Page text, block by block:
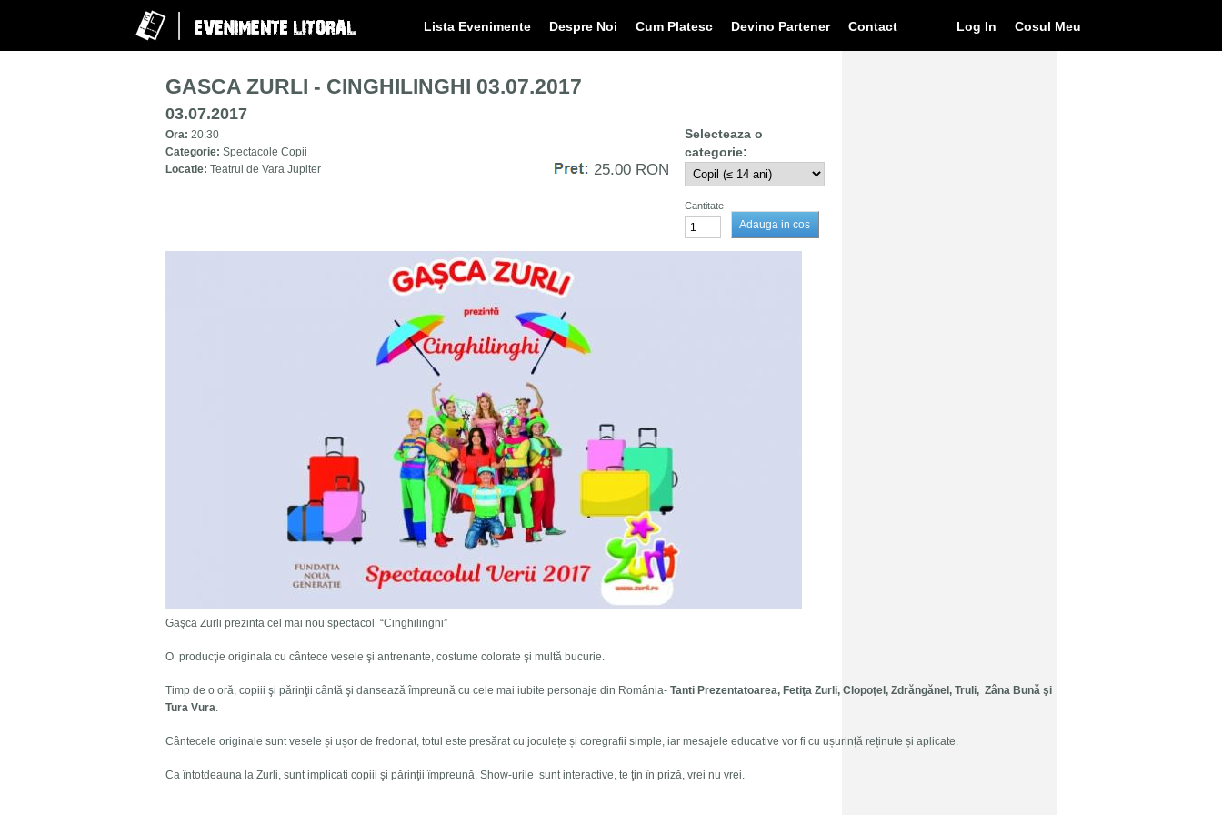
Lista Evenimente Despre Noi Cum Platesc Devino Partener Contact Cosul Meu
Log In
GASCA ZURLI - CINGHILINGHI 03.07.2017
03.07.2017
Ora: 20:30
Categorie: Spectacole Copii
Locatie: Teatrul de Vara Jupiter 25.00 RON
Cantitate
Gaşca Zurli prezinta cel mai nou spectacol “Cinghilinghi”
O producţie originala cu cântece vesele şi antrenante, costume colorate şi multă bucurie.
Timp de o oră, copiii şi părinţii cântă şi dansează împreună cu cele mai iubite personaje din România- Tanti Prezentatoarea, Fetiţa Zurli, Clopoţel, Zdrăngănel, Truli, Zâna Bună şi
Tura Vura.
Cântecele originale sunt vesele și ușor de fredonat, totul este presărat cu joculețe și coregrafii simple, iar mesajele educative vor fi cu ușurință reținute și aplicate.
Ca întotdeauna la Zurli, sunt implicati copiii şi părinţii împreună. Show-urile sunt interactive, te ţin în priză, vrei nu vrei.